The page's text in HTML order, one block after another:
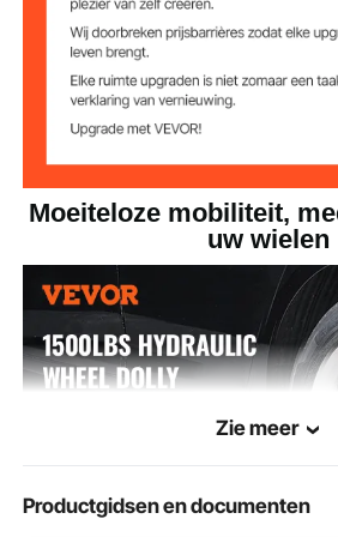
Moeiteloze mobiliteit,
uw wielen
Zie meer
Productgidsen en documenten